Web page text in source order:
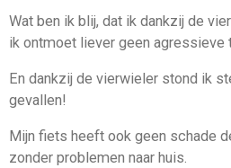
Wat ben ik blij, dat ik dankzij de
ik ontmoet liever geen agressieve
En dankzij de vierwieler stond ik
gevallen!
Mijn fiets heeft ook geen schade
zonder problemen naar huis.